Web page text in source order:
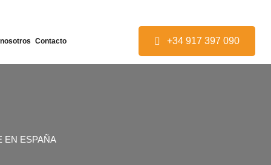
Contacto +34 917 397 090
EN ESPAÑA